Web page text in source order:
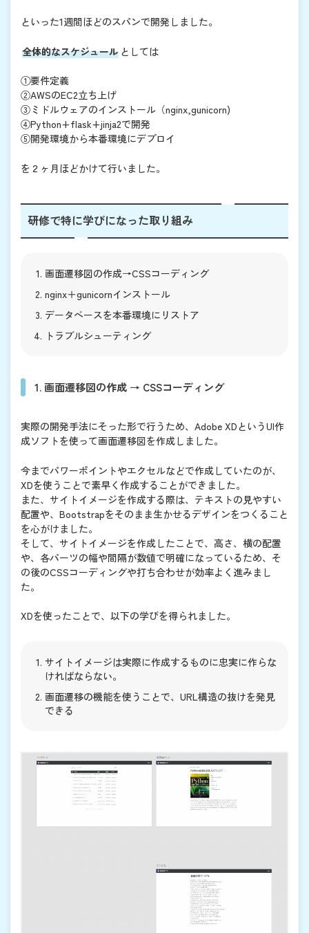
といった1週間ほどのスパンで開発しました。
全体的なスケジュール としては
①要件定義
②AWSのEC2立ち上げ
③ミドルウェアのインストール（nginx,gunicorn)
④Python+flask+jinja2で開発
⑤開発環境から本番環境にデプロイ
を２ヶ月ほどかけて行いました。
研修で特に学びになった取り組み
画面遷移図の作成→CSSコーディング
nginx＋gunicornインストール
データベースを本番環境にリストア
トラブルシューティング
1. 画面遷移図の作成 → CSSコーディング
実際の開発手法にそった形で行うため、Adobe XDというUI作
成ソフトを使って画面遷移図を作成しました。
今までパワーポイントやエクセルなどで作成していたのが、
XDを使うことで素早く作成することができました。
また、サイトイメージを作成する際は、テキストの見やすい
配置や、Bootstrapをそのまま生かせるデザインをつくること
を心がけました。
そして、サイトイメージを作成したことで、高さ、横の配置
や、各パーツの幅や間隔が数値で明確になっているため、そ
の後のCSSコーディングや打ち合わせが効率よく進みまし
た。
XDを使ったことで、以下の学びを得られました。
サイトイメージは実際に作成するものに忠実に作らな
ければならない。
画面遷移の機能を使うことで、URL構造の抜けを発見
できる